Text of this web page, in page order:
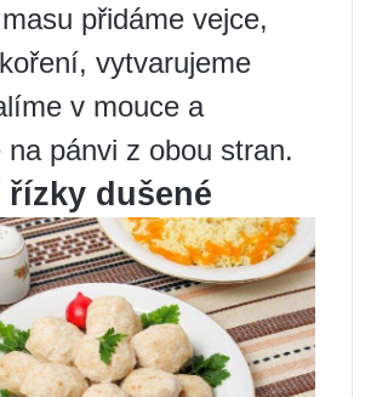
přidáme vejce,
vytvarujeme
v mouce a
na pánvi z obou stran.
dušené